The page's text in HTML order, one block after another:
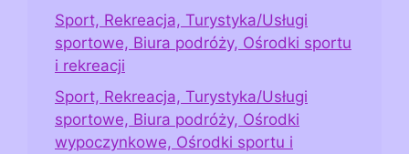
Sport, Rekreacja, Turystyka/Usługi
sportowe, Biura podróży, Ośrodki sportu
i rekreacji
Sport, Rekreacja, Turystyka/Usługi
sportowe, Biura podróży, Ośrodki
wypoczynkowe, Ośrodki sportu i